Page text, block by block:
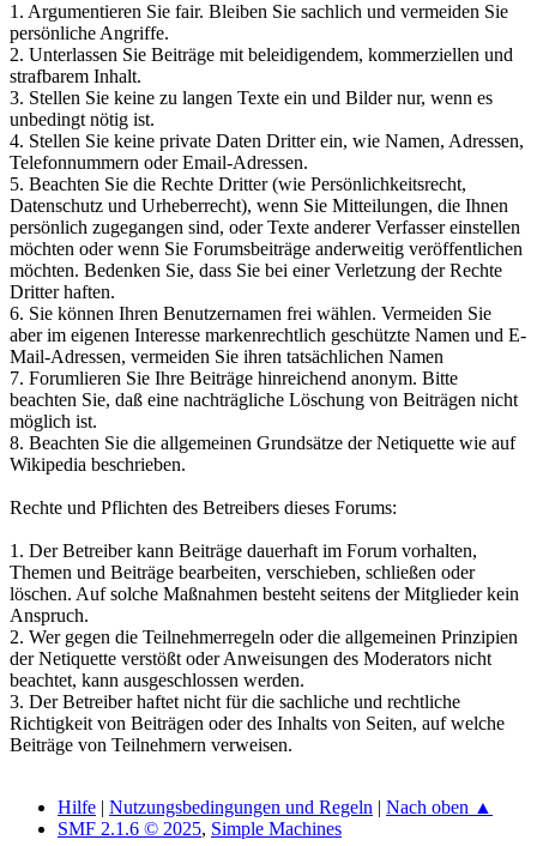
1. Argumentieren Sie fair. Bleiben Sie sachlich und vermeiden Sie
persönliche Angriffe.
2. Unterlassen Sie Beiträge mit beleidigendem, kommerziellen und
strafbarem Inhalt.
3. Stellen Sie keine zu langen Texte ein und Bilder nur, wenn es
unbedingt nötig ist.
4. Stellen Sie keine private Daten Dritter ein, wie Namen, Adressen,
Telefonnummern oder Email-Adressen.
5. Beachten Sie die Rechte Dritter (wie Persönlichkeitsrecht,
Datenschutz und Urheberrecht), wenn Sie Mitteilungen, die Ihnen
persönlich zugegangen sind, oder Texte anderer Verfasser einstellen
möchten oder wenn Sie Forumsbeiträge anderweitig veröffentlichen
möchten. Bedenken Sie, dass Sie bei einer Verletzung der Rechte
Dritter haften.
6. Sie können Ihren Benutzernamen frei wählen. Vermeiden Sie
aber im eigenen Interesse markenrechtlich geschützte Namen und E-
Mail-Adressen, vermeiden Sie ihren tatsächlichen Namen
7. Forumlieren Sie Ihre Beiträge hinreichend anonym. Bitte
beachten Sie, daß eine nachträgliche Löschung von Beiträgen nicht
möglich ist.
8. Beachten Sie die allgemeinen Grundsätze der Netiquette wie auf
Wikipedia beschrieben.
Rechte und Pflichten des Betreibers dieses Forums:
1. Der Betreiber kann Beiträge dauerhaft im Forum vorhalten,
Themen und Beiträge bearbeiten, verschieben, schließen oder
löschen. Auf solche Maßnahmen besteht seitens der Mitglieder kein
Anspruch.
2. Wer gegen die Teilnehmerregeln oder die allgemeinen Prinzipien
der Netiquette verstößt oder Anweisungen des Moderators nicht
beachtet, kann ausgeschlossen werden.
3. Der Betreiber haftet nicht für die sachliche und rechtliche
Richtigkeit von Beiträgen oder des Inhalts von Seiten, auf welche
Beiträge von Teilnehmern verweisen.
Hilfe | Nutzungsbedingungen und Regeln | Nach oben ▲
SMF 2.1.6 © 2025, Simple Machines